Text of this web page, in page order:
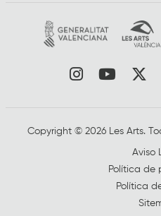
Link aLink
Copyright © 2026 Les Arts.
Aviso
Política de
Política